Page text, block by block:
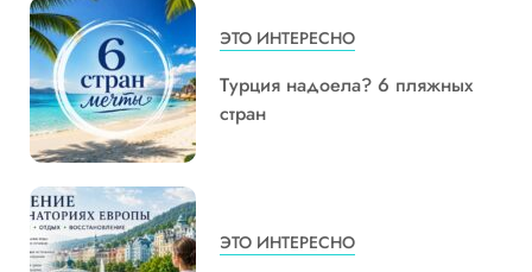
ЭТО ИНТЕРЕСНО
Турция надоела? 6 пляжных
стран
ЭТО ИНТЕРЕСНО